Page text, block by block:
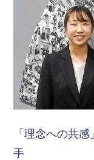
「理念への共
手